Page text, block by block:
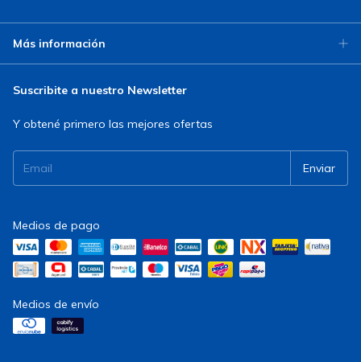
Más información
Suscribite a nuestro Newsletter
Y obtené primero las mejores ofertas
Medios de pago
Medios de envío